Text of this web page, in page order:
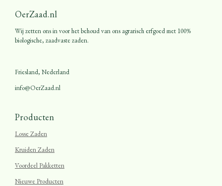
OerZaad.nl
Wij zetten ons in voor het behoud van ons agrarisch erfgoed met 100%
biologische, zaadvaste zaden.
Friesland, Nederland
info@OerZaad.nl
Producten
Losse Zaden
Kruiden Zaden
Voordeel Pakketten
Nieuwe Producten